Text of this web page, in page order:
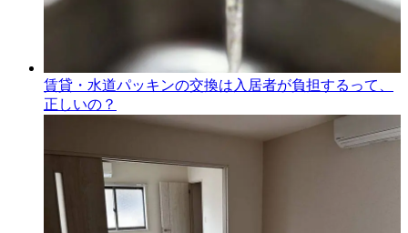
賃貸・水道パッキンの交換は入居者が負担するって、
正しいの？